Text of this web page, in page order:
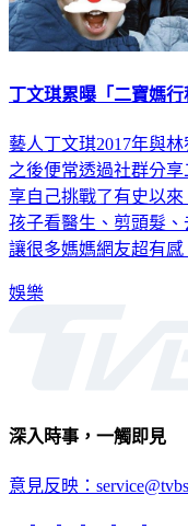
丁文琪累曝「二寶媽
藝人丁文琪2017年與
之後便常透過社群分
享自己挑戰了有史以
孩子看醫生、剪頭髮、
讓很多媽媽網友超有感
娛樂
深入時事，一觸即見
意見反映：